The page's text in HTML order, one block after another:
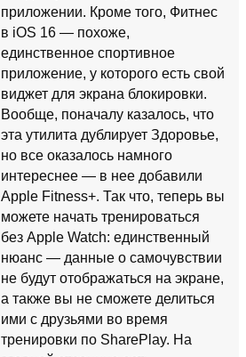
приложении. Кроме того, Фитнес
в iOS 16 — похоже,
единственное спортивное
приложение, у которого есть свой
виджет для экрана блокировки.
Вообще, поначалу казалось, что
эта утилита дублирует Здоровье,
но все оказалось намного
интереснее — в нее добавили
Apple Fitness+. Так что, теперь вы
можете начать тренироваться
без Apple Watch: единственный
нюанс — данные о самочувствии
не будут отображаться на экране,
а также вы не сможете делиться
ими с друзьями во время
тренировки по SharePlay. На